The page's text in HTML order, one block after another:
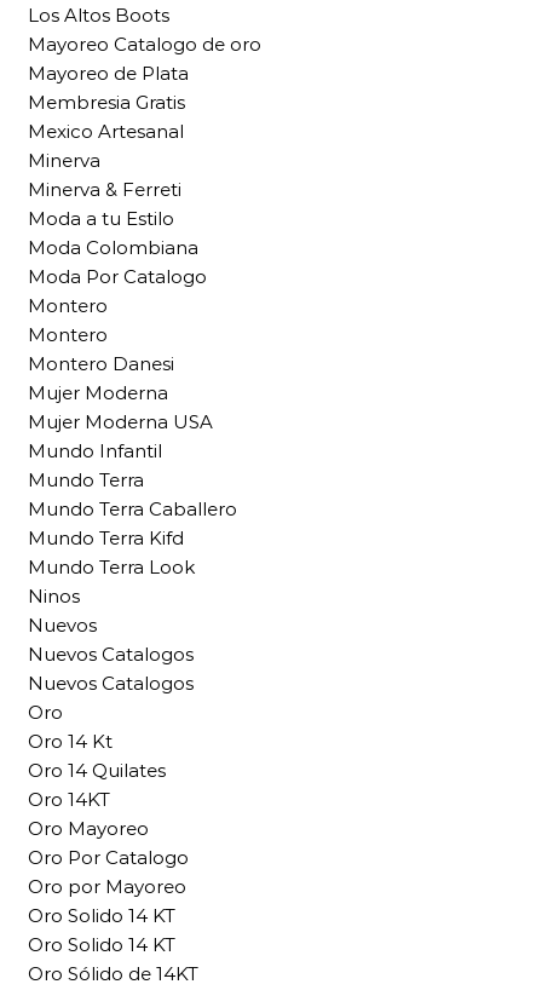
Los Altos Boots
Mayoreo Catalogo de oro
Mayoreo de Plata
Membresia Gratis
Mexico Artesanal
Minerva
Minerva & Ferreti
Moda a tu Estilo
Moda Colombiana
Moda Por Catalogo
Montero
Montero
Montero Danesi
Mujer Moderna
Mujer Moderna USA
Mundo Infantil
Mundo Terra
Mundo Terra Caballero
Mundo Terra Kifd
Mundo Terra Look
Ninos
Nuevos
Nuevos Catalogos
Nuevos Catalogos
Oro
Oro 14 Kt
Oro 14 Quilates
Oro 14KT
Oro Mayoreo
Oro Por Catalogo
Oro por Mayoreo
Oro Solido 14 KT
Oro Solido 14 KT
Oro Sólido de 14KT